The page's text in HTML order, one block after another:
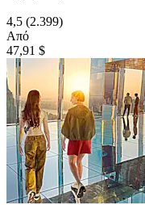
4,5 (2.399)
Από
47,91 $